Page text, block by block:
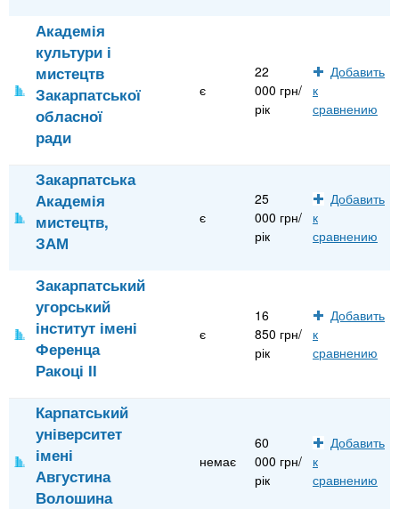
Академія
культури і
мистецтв
Закарпатської
обласної
ради
є
22
000 грн/
рік
Добавить
к
сравнению
Закарпатська
Академія
мистецтв,
ЗАМ
є
25
000 грн/
рік
Добавить
к
сравнению
Закарпатський
угорський
інститут імені
Ференца
Ракоці ІІ
є
16
850 грн/
рік
Добавить
к
сравнению
Карпатський
університет
імені
Августина
Волошина
немає
60
000 грн/
рік
Добавить
к
сравнению